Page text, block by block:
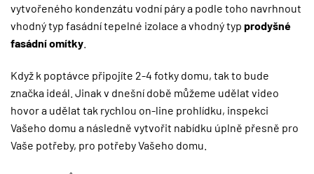
vytvořeného kondenzátu vodní páry a podle toho navrhnout
vhodný typ fasádní tepelné izolace a vhodný typ prodyšné
fasádní omítky
Když k poptávce připojíte 2-4 fotky domu, tak to bude
značka ideál. Jinak v dnešní době můžeme udělat video
hovor a udělat tak rychlou on-line prohlídku, inspekci
Vašeho domu a následně vytvořit nabídku úplně přesně pro
Vaše potřeby, pro potřeby Vašeho domu.